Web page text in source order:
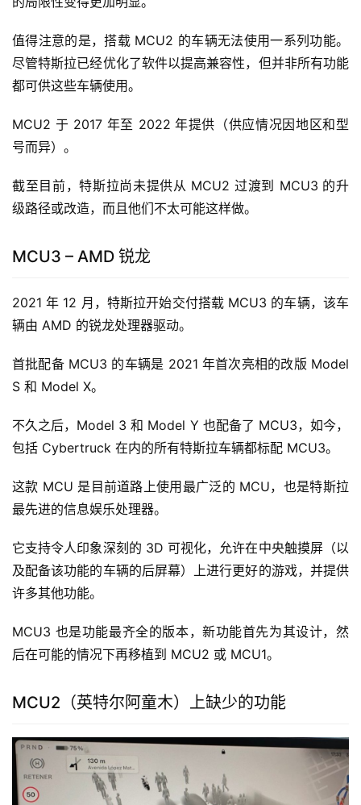
值得注意的是，搭载 MCU2 的车辆无法使用一系列功能。
尽管特斯拉已经优化了软件以提高兼容性，但并非所有功能
都可供这些车辆使用。
MCU2 于 2017 年至 2022 年提供（供应情况因地区和型
号而异）。
截至目前，特斯拉尚未提供从 MCU2 过渡到 MCU3 的升
级路径或改造，而且他们不太可能这样做。
MCU3 – AMD 锐龙
2021 年 12 月，特斯拉开始交付搭载 MCU3 的车辆，该车
辆由 AMD 的锐龙处理器驱动。
首批配备 MCU3 的车辆是 2021 年首次亮相的改版 Model
S 和 Model X。
不久之后，Model 3 和 Model Y 也配备了 MCU3，如今，
包括 Cyber​​truck 在内的所有特斯拉车辆都标配 MCU3。
这款 MCU 是目前道路上使用最广泛的 MCU，也是特斯拉
最先进的信息娱乐处理器。
它支持令人印象深刻的 3D 可视化，允许在中央触摸屏（以
及配备该功能的车辆的后屏幕）上进行更好的游戏，并提供
许多其他功能。
MCU3 也是功能最齐全的版本，新功能首先为其设计，然
后在可能的情况下再移植到 MCU2 或 MCU1。
MCU2（英特尔阿童木）上缺少的功能